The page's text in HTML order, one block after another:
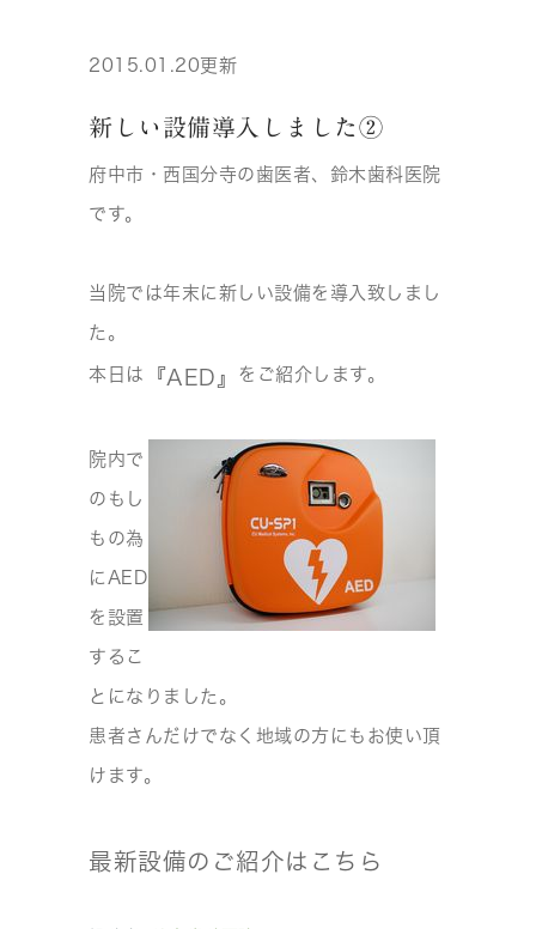
2015.01.20更新
新しい設備導入しました②
府中市・西国分寺の歯医者、鈴木歯科医院
です。
当院では年末に新しい設備を導入致しまし
た。
本日は 『AED』 をご紹介します。
院内で
のもし
もの為
にAED
を設置
するこ
とになりました。
患者さんだけでなく地域の方にもお使い頂
けます。
最新設備のご紹介はこちら